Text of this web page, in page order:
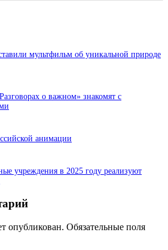
мультфильм об уникальной природе
о важном» знакомят с
анимации
учреждения в 2025 году реализуют
опубликован. Обязательные поля